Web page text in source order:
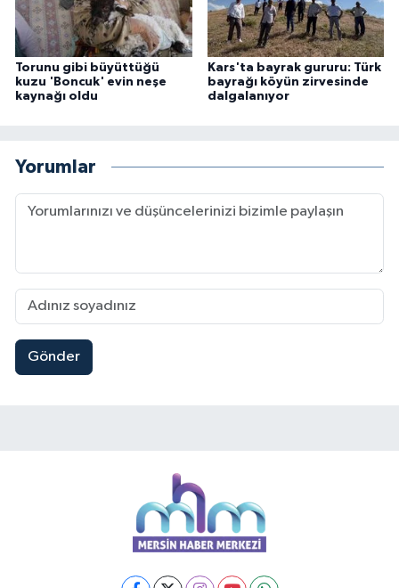
Torunu gibi büyüttüğü
kuzu 'Boncuk' evin neşe
kaynağı oldu
Kars'ta bayrak gururu: Türk
bayrağı köyün zirvesinde
dalgalanıyor
Yorumlar
Gönder